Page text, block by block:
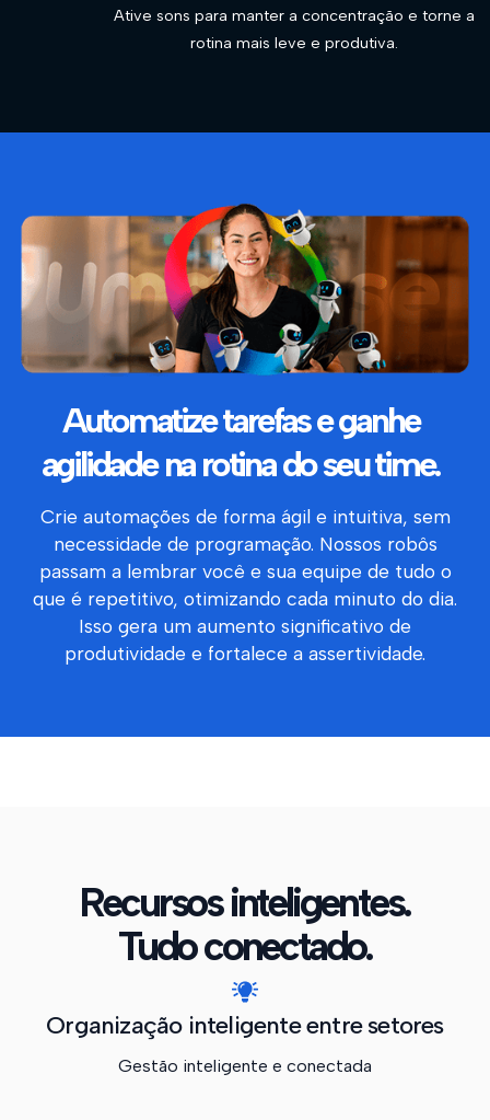
Ative sons para manter a concentração e torne a
rotina mais leve e produtiva.
Automatize tarefas e ganhe
agilidade na rotina do seu time.
Crie automações de forma ágil e intuitiva, sem
necessidade de programação. Nossos robôs
passam a lembrar você e sua equipe de tudo o
que é repetitivo, otimizando cada minuto do dia.
Isso gera um aumento significativo de
produtividade e fortalece a assertividade.
Recursos inteligentes.
Tudo conectado.
Organização inteligente entre setores
Gestão inteligente e conectada